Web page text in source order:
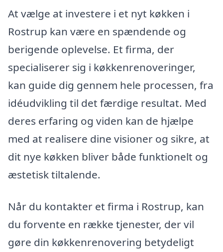
At vælge at investere i et nyt køkken i
Rostrup kan være en spændende og
berigende oplevelse. Et firma, der
specialiserer sig i køkkenrenoveringer,
kan guide dig gennem hele processen, fra
idéudvikling til det færdige resultat. Med
deres erfaring og viden kan de hjælpe
med at realisere dine visioner og sikre, at
dit nye køkken bliver både funktionelt og
æstetisk tiltalende.
Når du kontakter et firma i Rostrup, kan
du forvente en række tjenester, der vil
gøre din køkkenrenovering betydeligt